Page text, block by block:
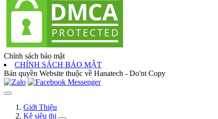
Chính sách bảo mật
CHÍNH SÁCH BẢO MẬT
Bản quyền Website thuộc về Hanatech - Do'nt Copy
Giới Thiệu
Kệ siêu thị